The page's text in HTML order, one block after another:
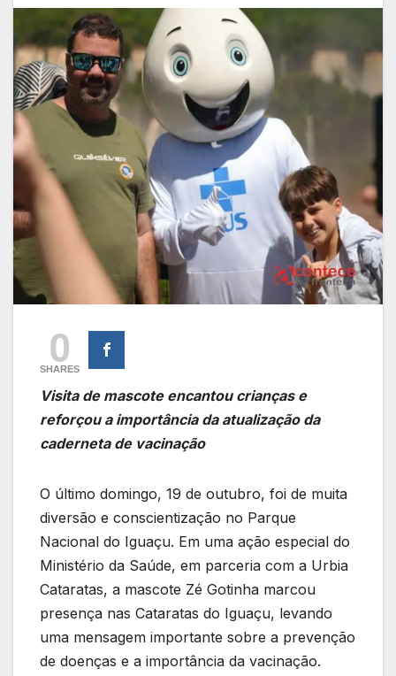
0
SHARES
Visita de mascote encantou crianças e
reforçou a importância da atualização da
caderneta de vacinação
O último domingo, 19 de outubro, foi de muita
diversão e conscientização no Parque
Nacional do Iguaçu. Em uma ação especial do
Ministério da Saúde, em parceria com a Urbia
Cataratas, a mascote Zé Gotinha marcou
presença nas Cataratas do Iguaçu, levando
uma mensagem importante sobre a prevenção
de doenças e a importância da vacinação.